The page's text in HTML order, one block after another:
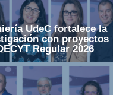
UdeC fortalece la
con proyectos
Regular 2026